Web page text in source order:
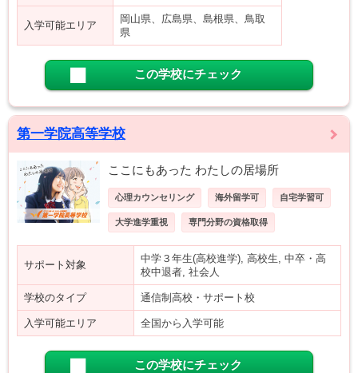
入学可能エリア
岡山県、広島県、島根県、鳥取
県
この学校にチェック
第一学院高等学校
ここにもあった わたしの居場所
心理カウンセリング 海外留学可 自宅学習可
大学進学重視 専門分野の資格取得
サポート対象
中学３年生(高校進学), 高校生, 中卒・高
校中退者, 社会人
学校のタイプ 通信制高校・サポート校
入学可能エリア 全国から入学可能
この学校にチェック